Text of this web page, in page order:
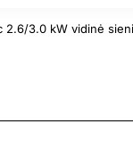
2.6/3.0 kW vidinė